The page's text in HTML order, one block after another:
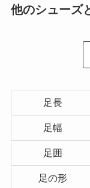
他のシューズ
足長
足幅
足囲
足の形